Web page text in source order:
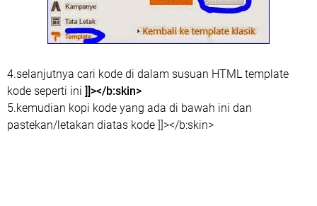
4.selanjutnya cari kode di dalam susuan HTML template
kode seperti ini ]]></b:skin>
5.kemudian kopi kode yang ada di bawah ini dan
pastekan/letakan diatas kode ]]></b:skin>